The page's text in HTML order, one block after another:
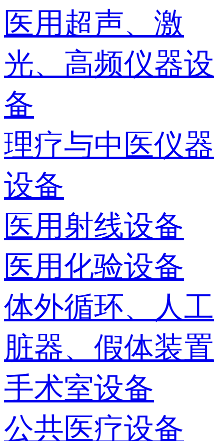
医用超声、激
光、高频仪器设
备
理疗与中医仪器
设备
医用射线设备
医用化验设备
体外循环、人工
脏器、假体装置
手术室设备
公共医疗设备